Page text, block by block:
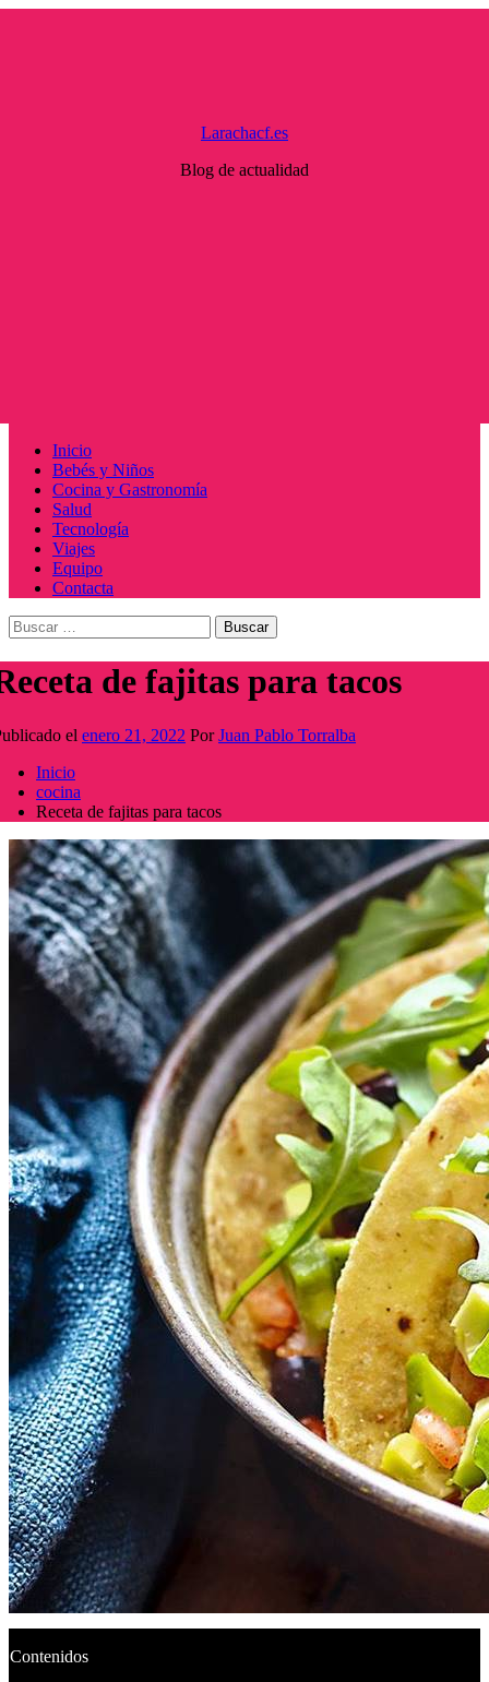
Larachacf.es
Blog de actualidad
Menú
principal
Inicio
Bebés y Niños
Cocina y Gastronomía
Salud
Tecnología
Viajes
Equipo
Contacta
Buscar:
de fajitas para tacos
el enero 21, 2022 PorJuan Pablo Torralba
Inicio
cocina
Receta de fajitas para tacos
Contenidos